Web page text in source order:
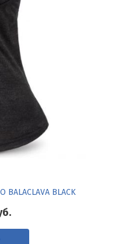
BALACLAVA BLACK